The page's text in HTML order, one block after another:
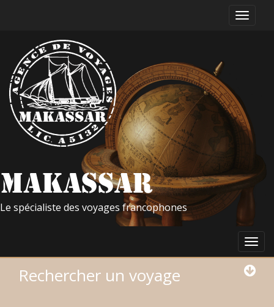
Le spécialiste des voyages francophones
Rechercher un voyage